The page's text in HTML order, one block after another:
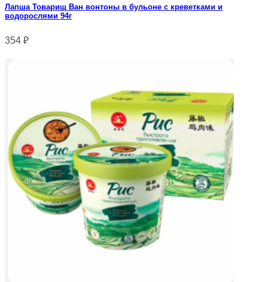
Лапша Товарищ Ван вонтоны в бульоне с креветками и
водорослями 94г
354 ₽